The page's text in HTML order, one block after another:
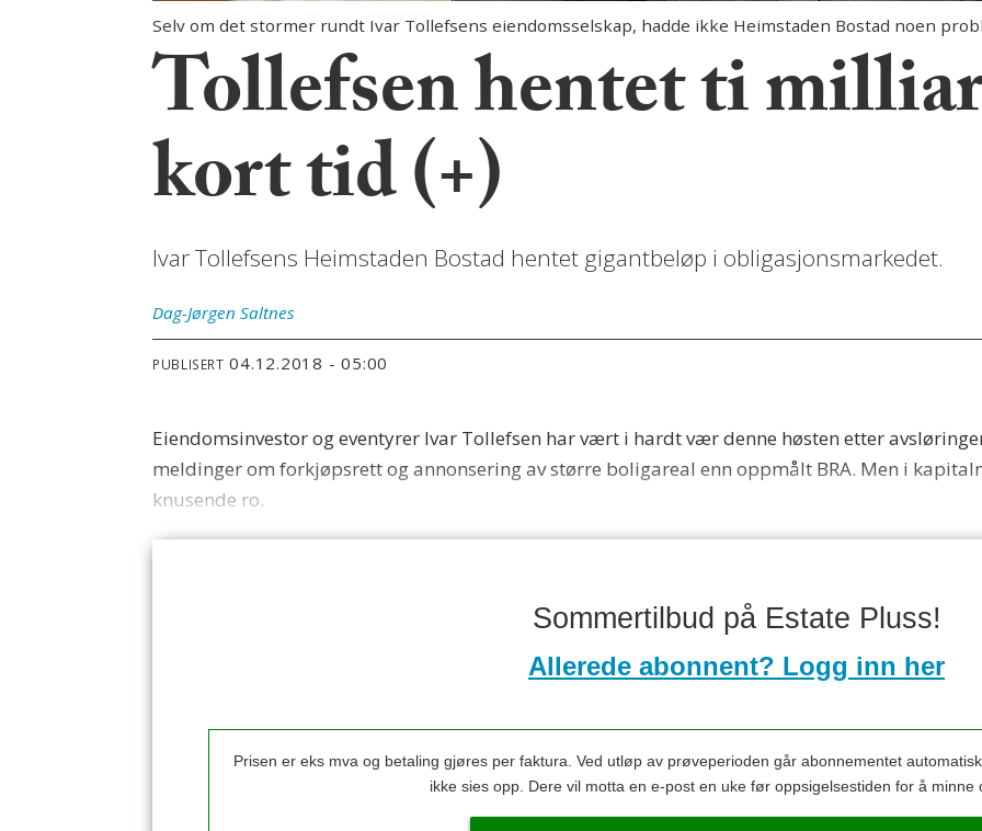
Selv om det stormer rundt Ivar Tollefsens eiendomsselskap, hadde ikke Heimstaden Bostad noen
Tollefsen hentet ti
kort tid (+)
Ivar Tollefsens Heimstaden Bostad hentet gigantbeløp i obligasjonsmarkedet.
Dag-Jørgen Saltnes
PUBLISERT 04.12.2018 - 05:00
Eiendomsinvestor og eventyrer Ivar Tollefsen har vært i hardt vær denne høsten etter
meldinger om forkjøpsrett og annonsering av større boligareal enn oppmålt BRA. Men i
knusende ro.
Sommertilbud på Estate Pluss!
Allerede abonnent? Logg inn her
Prisen er eks mva og betaling gjøres per faktura. Ved utløp av prøveperioden går abonnementet
ikke sies opp. Dere vil motta en e-post en uke før oppsigelsestiden for å minne